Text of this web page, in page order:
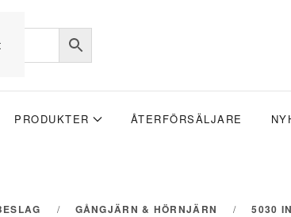
PRODUKTER ÅTERFÖRSÄLJARE
GÅNGJÄRN & HÖRNJÄRN 5030